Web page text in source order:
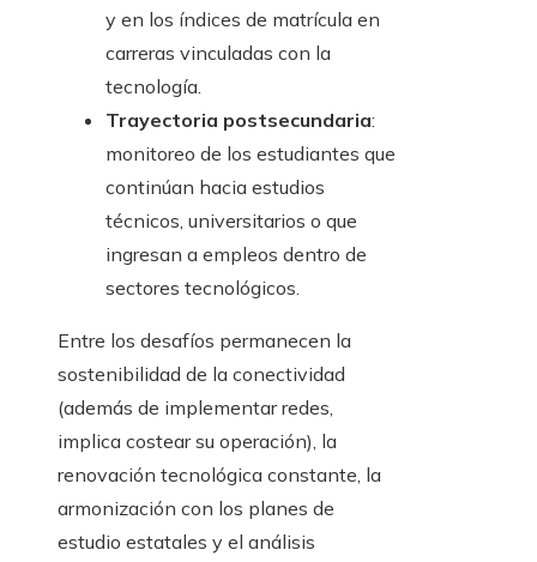
y en los índices de matrícula en
carreras vinculadas con la
tecnología.
Trayectoria postsecundaria:
monitoreo de los estudiantes que
continúan hacia estudios
técnicos, universitarios o que
ingresan a empleos dentro de
sectores tecnológicos.
Entre los desafíos permanecen la
sostenibilidad de la conectividad
(además de implementar redes,
implica costear su operación), la
renovación tecnológica constante, la
armonización con los planes de
estudio estatales y el análisis